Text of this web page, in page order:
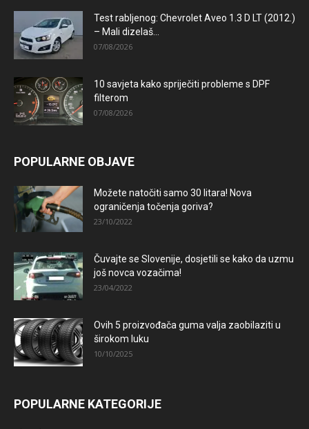
Test rabljenog: Chevrolet Aveo 1.3 D LT (2012.)
– Mali dizelaš...
07/08/2026
10 savjeta kako spriječiti probleme s DPF
filterom
07/08/2026
POPULARNE OBJAVE
Možete natočiti samo 30 litara! Nova
ograničenja točenja goriva?
23/10/2022
Čuvajte se Slovenije, dosjetili se kako da uzmu
još novca vozačima!
23/04/2022
Ovih 5 proizvođača guma valja zaobilaziti u
širokom luku
10/10/2025
POPULARNE KATEGORIJE